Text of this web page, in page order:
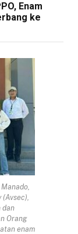
Enam
ke
dan
Orang
enam